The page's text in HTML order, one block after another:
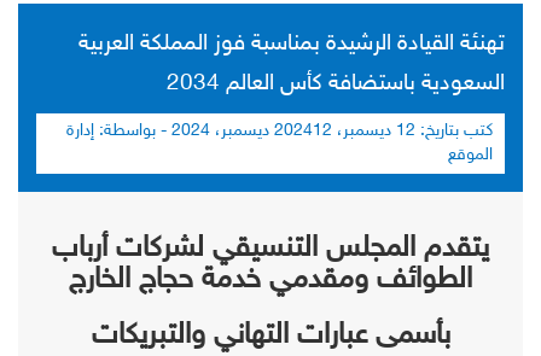
تهنئة القيادة الرشيدة بمناسبة فوز المملكة العربية
السعودية باستضافة كأس العالم 2034
كتب بتاريخ: 12 ديسمبر، 2024 12 ديسمبر، 2024 - بواسطة: إدارة
الموقع
يتقدم المجلس التنسيقي لشركات أرباب
الطوائف ومقدمي خدمة حجاج الخارج
بأسمى عبارات التهاني والتبريكات